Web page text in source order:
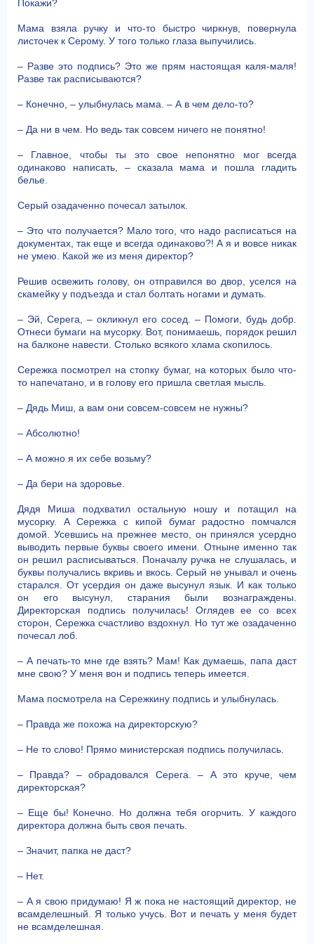
Покажи?
Мама взяла ручку и что-то быстро чиркнув, повернула
листочек к Серому. У того только глаза выпучились.
– Разве это подпись? Это же прям настоящая каля-маля!
Разве так расписываются?
– Конечно, – улыбнулась мама. – А в чем дело-то?
– Да ни в чем. Но ведь так совсем ничего не понятно!
– Главное, чтобы ты это свое непонятно мог всегда
одинаково написать, – сказала мама и пошла гладить
белье.
Серый озадаченно почесал затылок.
– Это что получается? Мало того, что надо расписаться на
документах, так еще и всегда одинаково?! А я и вовсе никак
не умею. Какой же из меня директор?
Решив освежить голову, он отправился во двор, уселся на
скамейку у подъезда и стал болтать ногами и думать.
– Эй, Серега, – окликнул его сосед. – Помоги, будь добр.
Отнеси бумаги на мусорку. Вот, понимаешь, порядок решил
на балконе навести. Столько всякого хлама скопилось.
Сережка посмотрел на стопку бумаг, на которых было что-
то напечатано, и в голову его пришла светлая мысль.
– Дядь Миш, а вам они совсем-совсем не нужны?
– Абсолютно!
– А можно я их себе возьму?
– Да бери на здоровье.
Дядя Миша подхватил остальную ношу и потащил на
мусорку. А Сережка с кипой бумаг радостно помчался
домой. Усевшись на прежнее место, он принялся усердно
выводить первые буквы своего имени. Отныне именно так
он решил расписываться. Поначалу ручка не слушалась, и
буквы получались вкривь и вкось. Серый не унывал и очень
старался. От усердия он даже высунул язык. И как только
он его высунул, старания были вознаграждены.
Директорская подпись получилась! Оглядев ее со всех
сторон, Сережка счастливо вздохнул. Но тут же озадаченно
почесал лоб.
– А печать-то мне где взять? Мам! Как думаешь, папа даст
мне свою? У меня вон и подпись теперь имеется.
Мама посмотрела на Сережкину подпись и улыбнулась.
– Правда же похожа на директорскую?
– Не то слово! Прямо министерская подпись получилась.
– Правда? – обрадовался Серега. – А это круче, чем
директорская?
– Еще бы! Конечно. Но должна тебя огорчить. У каждого
директора должна быть своя печать.
– Значит, папка не даст?
– Нет.
– А я свою придумаю! Я ж пока не настоящий директор, не
всамделешный. Я только учусь. Вот и печать у меня будет
не всамделешная.